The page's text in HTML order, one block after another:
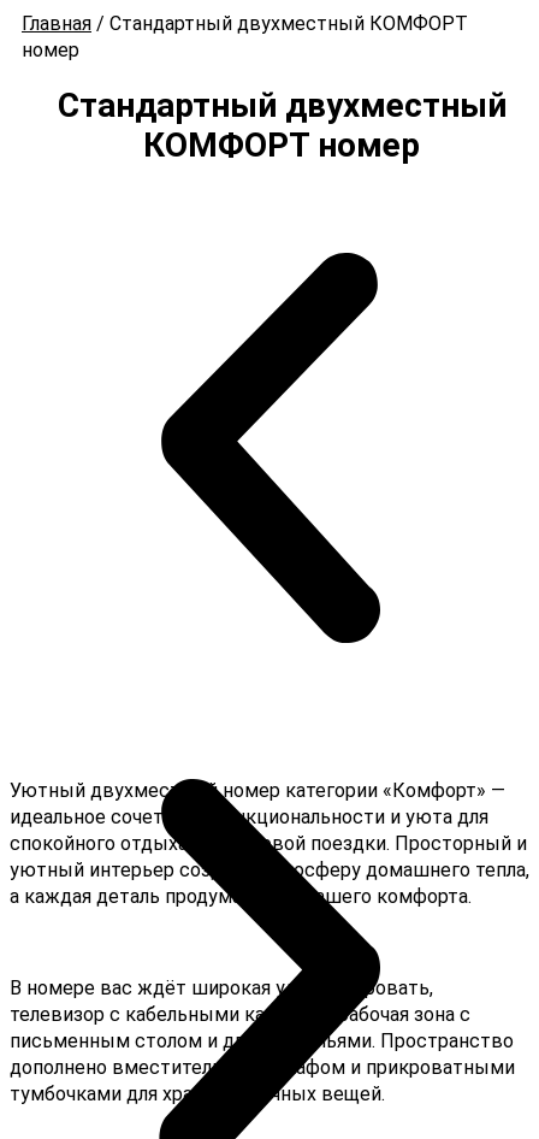
Главная / Стандартный двухместный КОМФОРТ
номер
Стандартный двухместный
КОМФОРТ номер
Уютный двухместный номер категории «Комфорт» —
идеальное сочетание функциональности и уюта для
спокойного отдыха или деловой поездки. Просторный и
уютный интерьер создаёт атмосферу домашнего тепла,
а каждая деталь продумана для вашего комфорта.
В номере вас ждёт широкая удобная кровать,
телевизор с кабельными каналами, рабочая зона с
письменным столом и двумя стульями. Пространство
дополнено вместительным шкафом и прикроватными
тумбочками для хранения личных вещей.